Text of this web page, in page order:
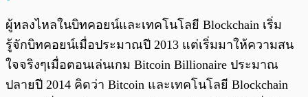
ผู้หลงไหลในบิทคอยน์และเทคโนโลยี Blockchain เริ่ม
รู้จักบิทคอยน์เมื่อประมาณปี 2013 แต่เริ่มมาให้ความสน
ใจจริงๆเมื่อตอนเล่นเกม Bitcoin Billionaire ประมาณ
ปลายปี 2014 คิดว่า Bitcoin และเทคโนโลยี Blockchain